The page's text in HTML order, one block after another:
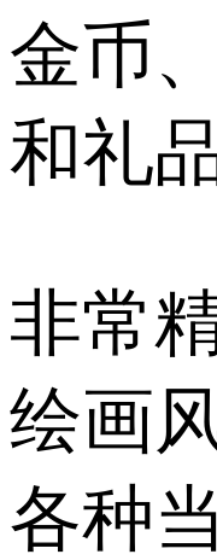
金币
和礼品
非常
绘画
各种